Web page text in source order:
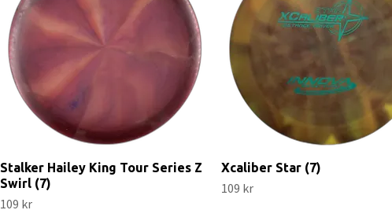
Stalker Hailey King Tour Series Z
Swirl (7)
109 kr
Xcaliber Star (7)
109 kr